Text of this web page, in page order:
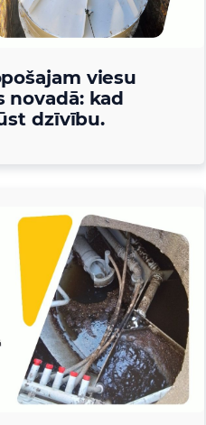
viesu
novadā: kad
dzīvību.